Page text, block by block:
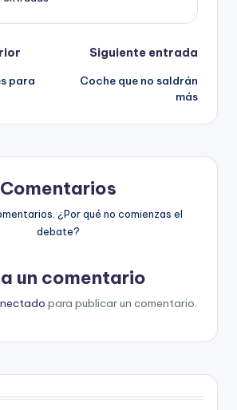
para
Siguiente entrada
Coche que no saldrán
más
Comentarios
¿Por qué no comienzas el
debate?
un comentario
para publicar un comentario.